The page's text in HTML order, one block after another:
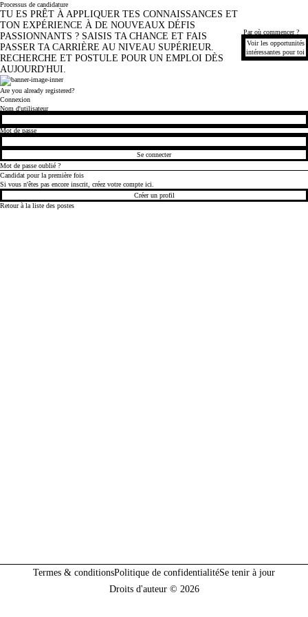
Processus de candidature
TU ES PRÊT À APPLIQUER TES CONNAISSANCES ET
TON EXPÉRIENCE À DE NOUVEAUX DÉFIS
PASSIONNANTS ? SAISIS TA CHANCE ET FAIS
PASSER TA CARRIÈRE AU NIVEAU SUPÉRIEUR.
RECHERCHE ET POSTULE POUR UN EMPLOI DÈS
AUJOURD'HUI.
Par où commencer ?
Voir les opportunités
intéressantes pour toi
Are you already registered?
Connexion
Nom d'utilisateur
Mot de passe
Se connecter
Mot de passe oublié ?
Candidat pour la première fois
Si vous n'êtes pas encore inscrit, créez votre compte ici.
Créer un profil
Retour à la liste des postes
Termes & conditionsPolitique de confidentialitéSe tenir à jour
Droits d'auteur © 2026